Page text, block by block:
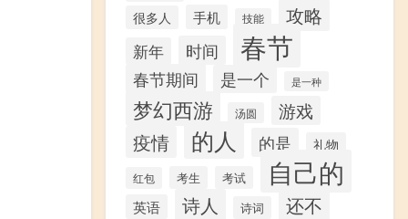
很多人 手机 技能 攻略
新年 时间 春节
春节期间 是一个 是一种
梦幻西游 汤圆 游戏
疫情 的人 的是 礼物
红包 考生 考试 自己的
英语 诗人 诗词 还不